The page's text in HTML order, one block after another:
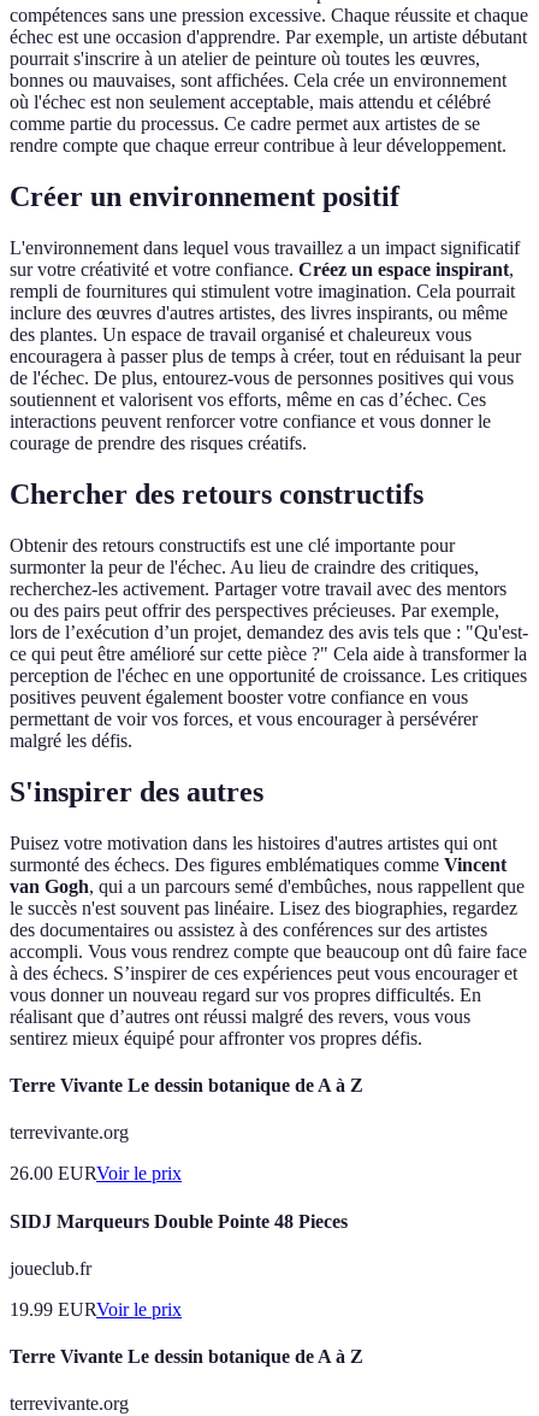
compétences sans une pression excessive. Chaque réussite et chaque
échec est une occasion d'apprendre. Par exemple, un artiste débutant
pourrait s'inscrire à un atelier de peinture où toutes les œuvres,
bonnes ou mauvaises, sont affichées. Cela crée un environnement
où l'échec est non seulement acceptable, mais attendu et célébré
comme partie du processus. Ce cadre permet aux artistes de se
rendre compte que chaque erreur contribue à leur développement.
Créer un environnement positif
L'environnement dans lequel vous travaillez a un impact significatif
sur votre créativité et votre confiance. Créez un espace inspirant,
rempli de fournitures qui stimulent votre imagination. Cela pourrait
inclure des œuvres d'autres artistes, des livres inspirants, ou même
des plantes. Un espace de travail organisé et chaleureux vous
encouragera à passer plus de temps à créer, tout en réduisant la peur
de l'échec. De plus, entourez-vous de personnes positives qui vous
soutiennent et valorisent vos efforts, même en cas d’échec. Ces
interactions peuvent renforcer votre confiance et vous donner le
courage de prendre des risques créatifs.
Chercher des retours constructifs
Obtenir des retours constructifs est une clé importante pour
surmonter la peur de l'échec. Au lieu de craindre des critiques,
recherchez-les activement. Partager votre travail avec des mentors
ou des pairs peut offrir des perspectives précieuses. Par exemple,
lors de l’exécution d’un projet, demandez des avis tels que : "Qu'est-
ce qui peut être amélioré sur cette pièce ?" Cela aide à transformer la
perception de l'échec en une opportunité de croissance. Les critiques
positives peuvent également booster votre confiance en vous
permettant de voir vos forces, et vous encourager à persévérer
malgré les défis.
S'inspirer des autres
Puisez votre motivation dans les histoires d'autres artistes qui ont
surmonté des échecs. Des figures emblématiques comme Vincent
van Gogh, qui a un parcours semé d'embûches, nous rappellent que
le succès n'est souvent pas linéaire. Lisez des biographies, regardez
des documentaires ou assistez à des conférences sur des artistes
accompli. Vous vous rendrez compte que beaucoup ont dû faire face
à des échecs. S’inspirer de ces expériences peut vous encourager et
vous donner un nouveau regard sur vos propres difficultés. En
réalisant que d’autres ont réussi malgré des revers, vous vous
sentirez mieux équipé pour affronter vos propres défis.
Terre Vivante Le dessin botanique de A à Z
terrevivante.org
26.00 EURVoir le prix
SIDJ Marqueurs Double Pointe 48 Pieces
joueclub.fr
19.99 EURVoir le prix
Terre Vivante Le dessin botanique de A à Z
terrevivante.org